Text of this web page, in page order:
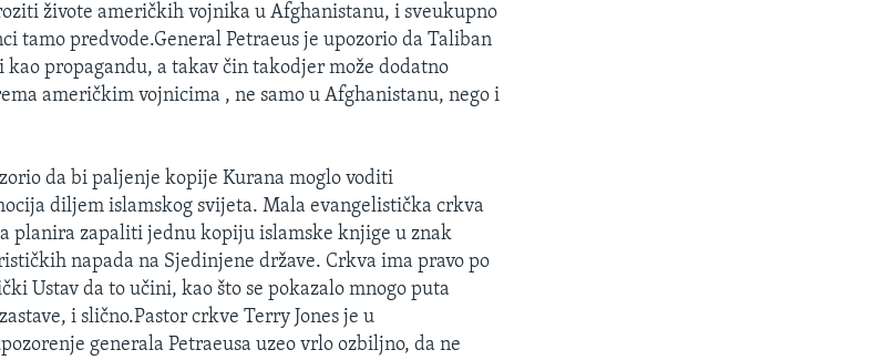
živote američkih vojnika u Afghanistanu, i sveukupno
tamo predvode.General Petraeus je upozorio da Taliban
propagandu, a takav čin takodjer može dodatno
američkim vojnicima , ne samo u Afghanistanu, nego i
da bi paljenje kopije Kurana moglo voditi
diljem islamskog svijeta. Mala evangelistička crkva
planira zapaliti jednu kopiju islamske knjige u znak
napada na Sjedinjene države. Crkva ima pravo po
Ustav da to učini, kao što se pokazalo mnogo puta
i slično.Pastor crkve Terry Jones je u
generala Petraeusa uzeo vrlo ozbiljno, da ne